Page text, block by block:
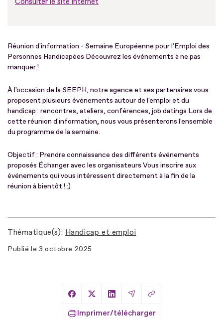
Réunion d'information - Semaine Européenne pour l'Emploi des
Personnes Handicapées Découvrez les événements à ne pas
manquer !
À l'occasion de la SEEPH, notre agence et ses partenaires vous
proposent plusieurs événements autour de l'emploi et du
handicap : rencontres, ateliers, conférences, job datings Lors de
cette réunion d'information, nous vous présenterons l'ensemble
du programme de la semaine.
Objectif : Prendre connaissance des différents événements
proposés Échanger avec les organisateurs Vous inscrire aux
événements qui vous intéressent directement à la fin de la
réunion à bientôt ! :)
Thématique(s) Handicap et emploi
Publié le 3 octobre 2025
Partager sur Facebook
Partager sur X
Partager sur LinkedIn
Partager par Email
Copier le lien
Imprimer/télécharger